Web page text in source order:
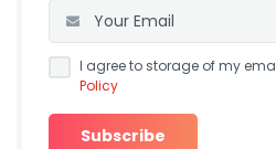
I agree to storage of my
Policy